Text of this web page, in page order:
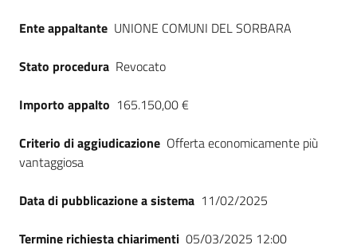
Ente appaltante UNIONE COMUNI DEL SORBARA
Stato procedura Revocato
Importo appalto 165.150,00 €
Criterio di aggiudicazione Offerta economicamente più
vantaggiosa
Data di pubblicazione a sistema 11/02/2025
Termine richiesta chiarimenti 05/03/2025 12:00